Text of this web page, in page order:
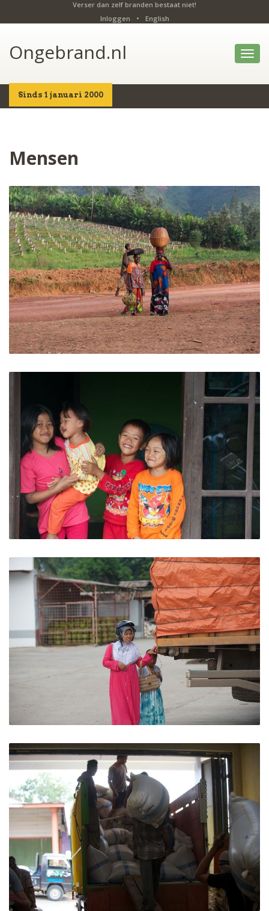
Verser dan zelf branden bestaat niet!
Inloggen
• English
Ongebrand.nl
Sinds 1 januari 2000
Home Foto's Mensen
Mensen